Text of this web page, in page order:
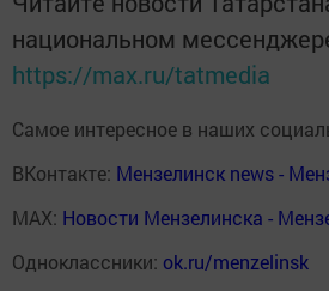
национальном
https://max.ru/tatmedia
Самое интересное в наших
ВКонтакте: Мензелинск news -
MAX: Новости Мензелинска -
Одноклассники: ok.ru/menzelinsk